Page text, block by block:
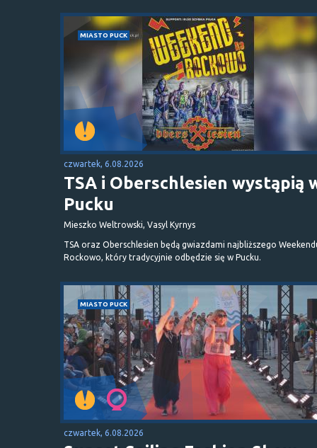
MIASTO PUCK
czwartek, 6.08.2026
TSA i Oberschlesien wystąpią
Pucku
Mieszko Weltrowski, Vasyl Kyrnys
TSA oraz Oberschlesien będą gwiazdami najbliższego
Rockowo, który tradycyjnie odbędzie się w Pucku.
MIASTO PUCK
czwartek, 6.08.2026